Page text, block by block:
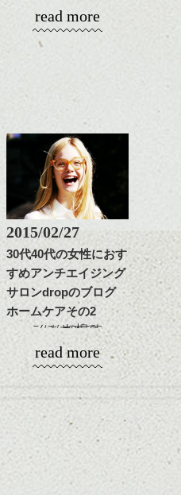
ハンサムショート／ヘッド
スパ／伸びても目立たない
ヘアカラー/ハイライト/ダブ
ルカラー/髪質改善/TOKIOト
リートメント/ブリーチ/イン
ナーカラー/イルミナカラー/
ミニボブ/抜け感ショート/バ
レイヤージュ/縮毛矯正
のも良い感じです。
これからのスタイルチェ
今日は、洋服にあわせたオススメのスタイ
リング剤を紹介します。
アリミノ ピース ウェットオイルシリー
意外と今まであるようでなかったスタイリ
ング剤です。
ウェットオイルシリーズはなんといっても
アルガンオイル配合で、ヘアケアしながら
スタイリングができます！ウェットな質感
＋スタイリング力を3つに分けてつくってお
り
女性の方も男性の方も幅広く使えるスタイ
オイルベースなので、ジェル系の物とは違
read more
2015/02/27
30代40代の女性におす
すめアンチエイジング
サロンdropのブログ
ホームケアその2
こんにちはdropの木島です。
今日は自宅で出来るアンチエイジングその2
シャンプー・トリートメントの正しい洗い
流し方について書きたいと思います。
まずシャンプーは髪や頭皮に付いた
汚れを落とす目的で作られた商品なので
洗い流しが悪く頭皮に残ったままだと
毛根を痛めてしまう原因にもなったり
頭皮全体も炎症を起こす可能性がありま
また、以外と多くの人がトリートメント
read more